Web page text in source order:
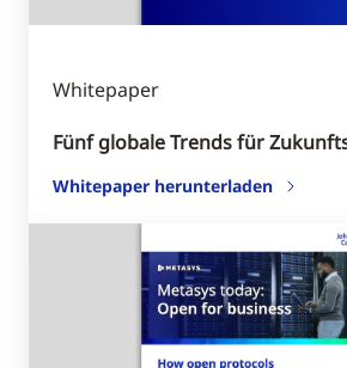
Whitepaper
Fünf globale Trends für
Whitepaper herunterladen